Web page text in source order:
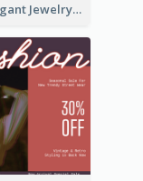
Pink Elegant Jewelry Sale Valentines Day Instagram Post